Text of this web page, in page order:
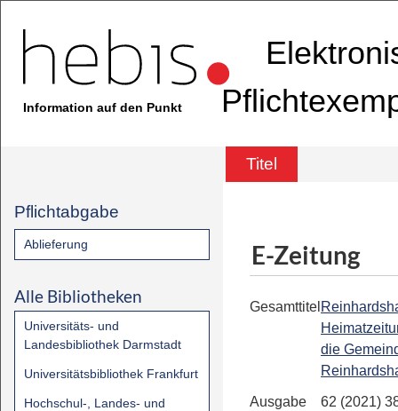
Information auf den Punkt
Titel
Pflichtabgabe
Ablieferung
Alle Bibliotheken
Universitäts- und
Landesbibliothek Darmstadt
Universitätsbibliothek Frankfurt
Hochschul-, Landes- und
E-Zeitung
Gesamttitel
die
Ausgabe
62 (2021)